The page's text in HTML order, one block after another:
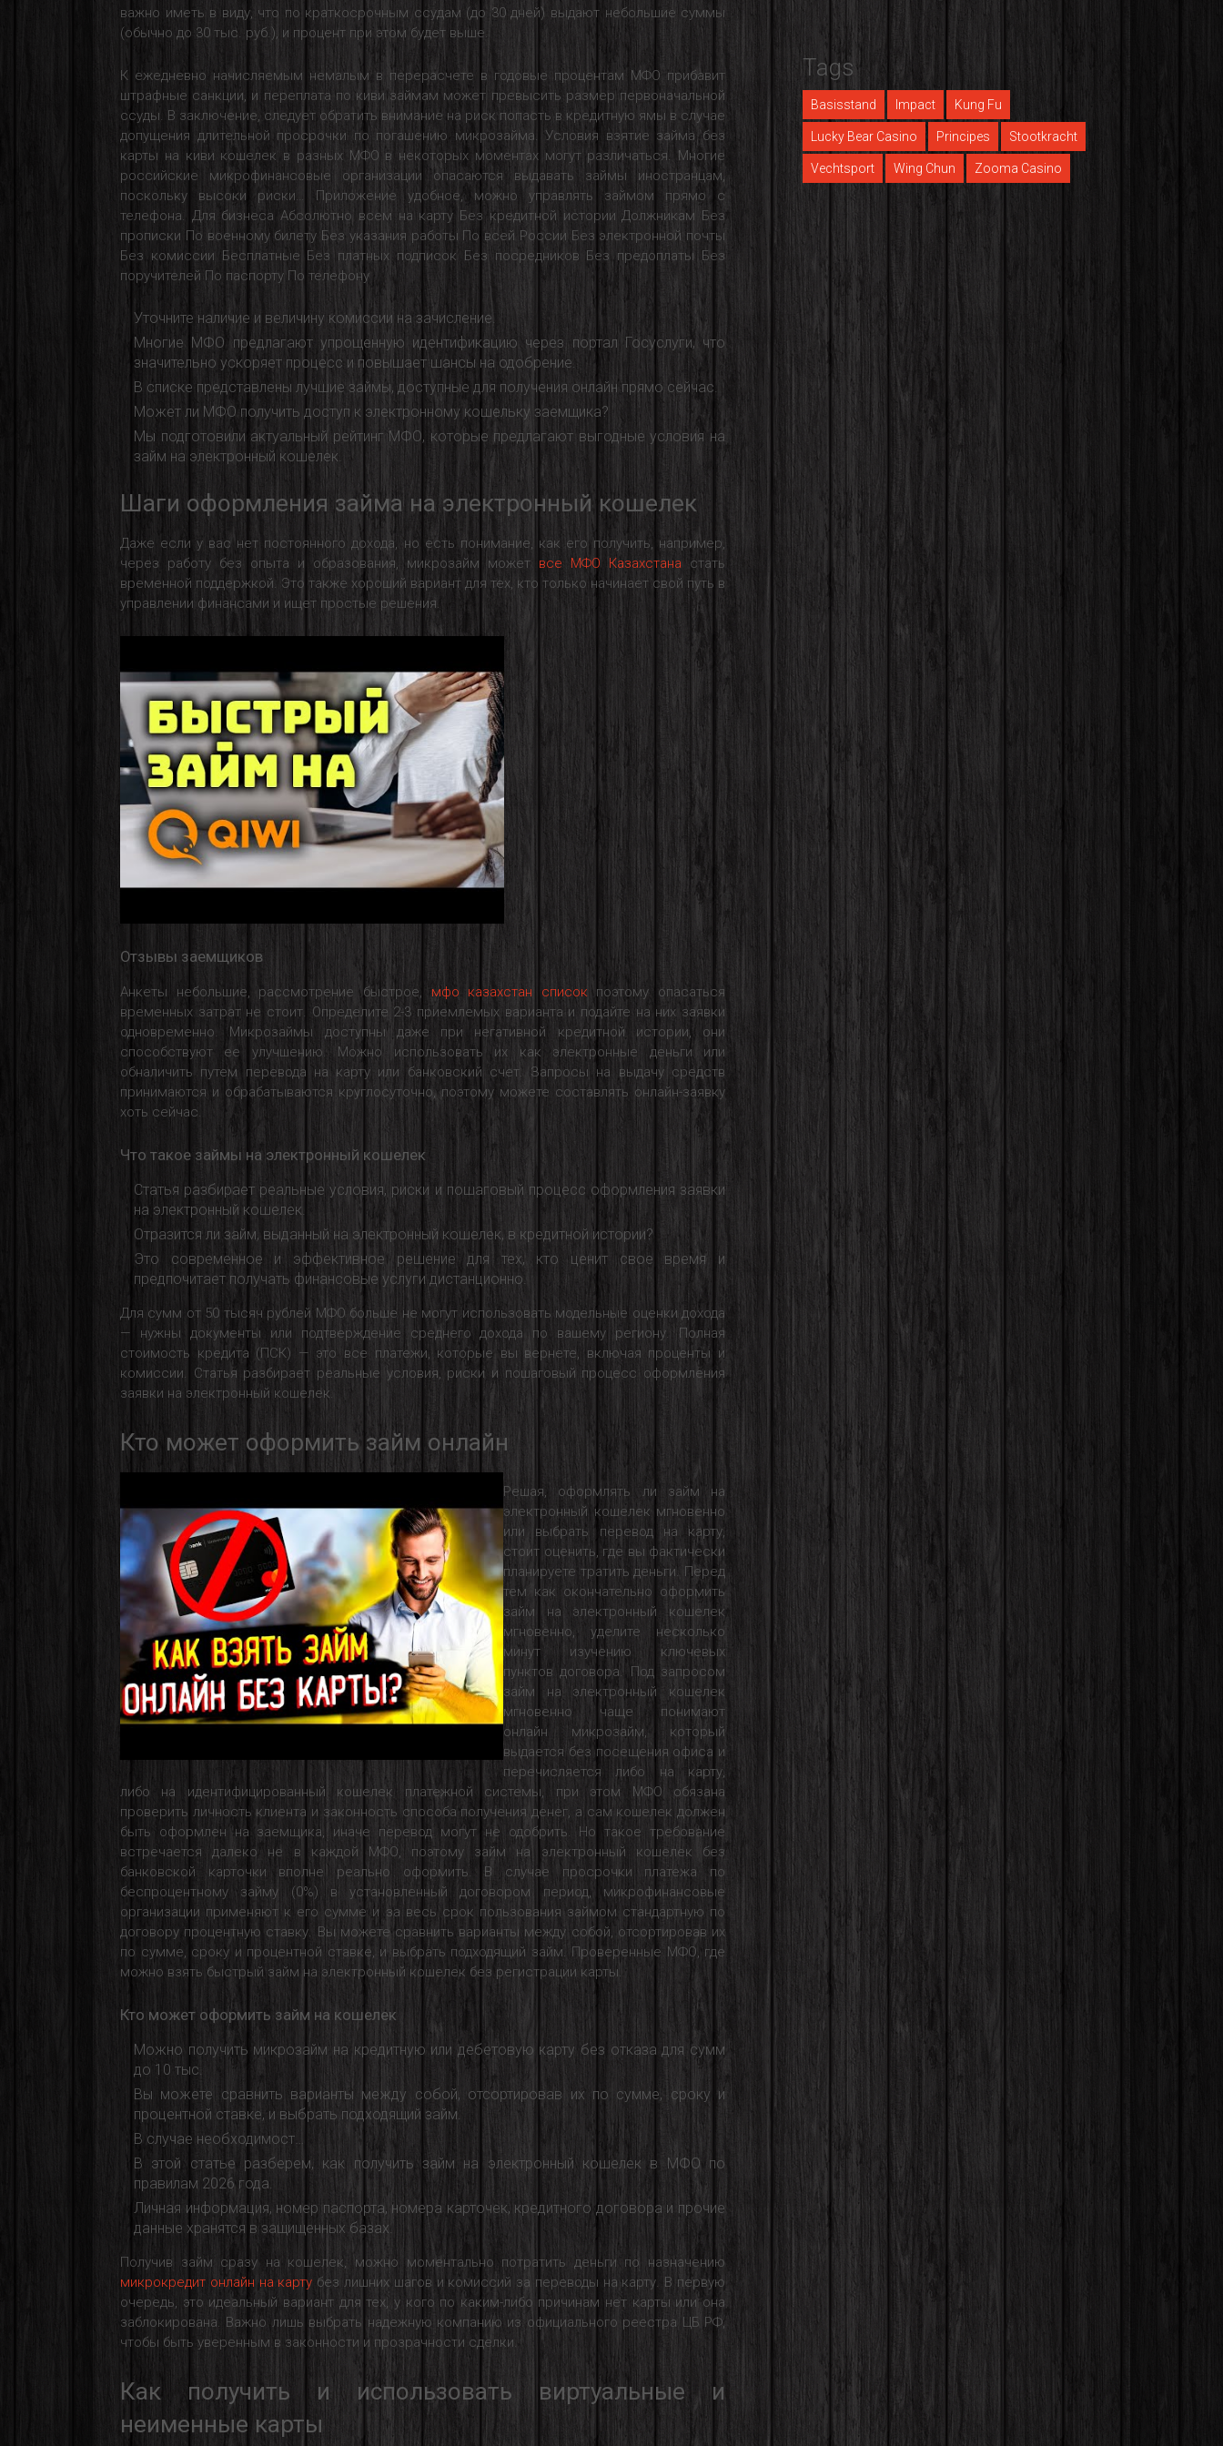
важно иметь в виду, что по краткосрочным ссудам (до 30 дней) выдают небольшие суммы
(обычно до 30 тыс. руб.), и процент при этом будет выше.
К ежедневно начисляемым немалым в перерасчете в годовые процентам МФО прибавит
штрафные санкции, и переплата по киви займам может превысить размер первоначальной
ссуды. В заключение, следует обратить внимание на риск попасть в кредитную ямы в случае
допущения длительной просрочки по погашению микрозайма. Условия взятие займа без
карты на киви кошелек в разных МФО в некоторых моментах могут различаться. Многие
российские микрофинансовые организации опасаются выдавать займы иностранцам,
поскольку высоки риски… Приложение удобное, можно управлять займом прямо с
телефона. Для бизнеса Абсолютно всем на карту Без кредитной истории Должникам Без
прописки По военному билету Без указания работы По всей России Без электронной почты
Без комиссии Бесплатные Без платных подписок Без посредников Без предоплаты Без
поручителей По паспорту По телефону
Уточните наличие и величину комиссии на зачисление.
Многие МФО предлагают упрощенную идентификацию через портал Госуслуги, что
значительно ускоряет процесс и повышает шансы на одобрение.
В списке представлены лучшие займы, доступные для получения онлайн прямо сейчас.
Может ли МФО получить доступ к электронному кошельку заемщика?
Мы подготовили актуальный рейтинг МФО, которые предлагают выгодные условия на
займ на электронный кошелек.
Шаги оформления займа на электронный кошелек
Даже если у вас нет постоянного дохода, но есть понимание, как его получить, например,
через работу без опыта и образования, микрозайм может все МФО Казахстана стать
временной поддержкой. Это также хороший вариант для тех, кто только начинает свой путь в
управлении финансами и ищет простые решения.
Отзывы заемщиков
Анкеты небольшие, рассмотрение быстрое, мфо казахстан списокпоэтому опасаться
временных затрат не стоит. Определите 2-3 приемлемых варианта и подайте на них заявки
одновременно. Микрозаймы доступны даже при негативной кредитной истории, они
способствуют ее улучшению. Можно использовать их как электронные деньги или
обналичить путем перевода на карту или банковский счет. Запросы на выдачу средств
принимаются и обрабатываются круглосуточно, поэтому можете составлять онлайн-заявку
хоть сейчас.
Что такое займы на электронный кошелек
Статья разбирает реальные условия, риски и пошаговый процесс оформления заявки
на электронный кошелек.
Отразится ли займ, выданный на электронный кошелек, в кредитной истории?
Это современное и эффективное решение для тех, кто ценит свое время и
предпочитает получать финансовые услуги дистанционно.
Для сумм от 50 тысяч рублей МФО больше не могут использовать модельные оценки дохода
— нужны документы или подтверждение среднего дохода по вашему региону. Полная
стоимость кредита (ПСК) — это все платежи, которые вы вернете, включая проценты и
комиссии. Статья разбирает реальные условия, риски и пошаговый процесс оформления
заявки на электронный кошелек.
Кто может оформить займ онлайн
Решая, оформлять ли займ на
электронный кошелек мгновенно
или выбрать перевод на карту,
стоит оценить, где вы фактически
планируете тратить деньги. Перед
тем как окончательно оформить
займ на электронный кошелек
мгновенно, уделите несколько
минут изучению ключевых
пунктов договора. Под запросом
займ на электронный кошелек
мгновенно чаще понимают
онлайн микрозайм, который
выдается без посещения офиса и
перечисляется либо на карту,
либо на идентифицированный кошелек платежной системы, при этом МФО обязана
проверить личность клиента и законность способа получения денег, а сам кошелек должен
быть оформлен на заемщика, иначе перевод могут не одобрить. Но такое требование
встречается далеко не в каждой МФО, поэтому займ на электронный кошелек без
банковской карточки вполне реально оформить. В случае просрочки платежа по
беспроцентному займу (0%) в установленный договором период, микрофинансовые
организации применяют к его сумме и за весь срок пользования займом стандартную по
договору процентную ставку. Вы можете сравнить варианты между собой, отсортировав их
по сумме, сроку и процентной ставке, и выбрать подходящий займ. Проверенные МФО, где
можно взять быстрый займ на электронный кошелек без регистрации карты.
Кто может оформить займ на кошелек
Можно получить микрозайм на кредитную или дебетовую карту без отказа для сумм
до 10 тыс.
Вы можете сравнить варианты между собой, отсортировав их по сумме, сроку и
процентной ставке, и выбрать подходящий займ.
В случае необходимост…
В этой статье разберем, как получить займ на электронный кошелек в МФО по
правилам 2026 года.
Личная информация, номер паспорта, номера карточек, кредитного договора и прочие
данные хранятся в защищенных базах.
Получив займ сразу на кошелек, можно моментально потратить деньги по назначению
микрокредит онлайн на карту без лишних шагов и комиссий за переводы на карту. В первую
очередь, это идеальный вариант для тех, у кого по каким-либо причинам нет карты или она
заблокирована. Важно лишь выбрать надежную компанию из официального реестра ЦБ РФ,
чтобы быть уверенным в законности и прозрачности сделки.
Как получить и использовать виртуальные и
неименные карты
Tags
Basisstand Impact Kung Fu
Lucky Bear Casino Principes Stootkracht
Vechtsport Wing Chun Zooma Casino